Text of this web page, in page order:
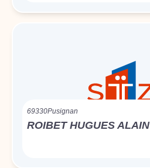
69330Pusignan
ROIBET HUGUES ALAIN